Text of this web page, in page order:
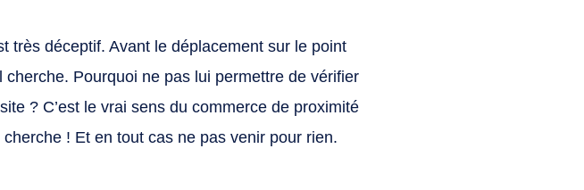
très déceptif. Avant le déplacement sur le point
cherche. Pourquoi ne pas lui permettre de vérifier
? C’est le vrai sens du commerce de proximité
! Et en tout cas ne pas venir pour rien.